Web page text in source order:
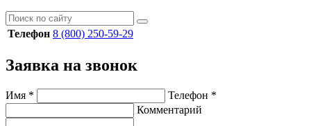
Телефон 8 (800) 250-59-29
Заявка на звонок
Имя * Телефон *
Комментарий